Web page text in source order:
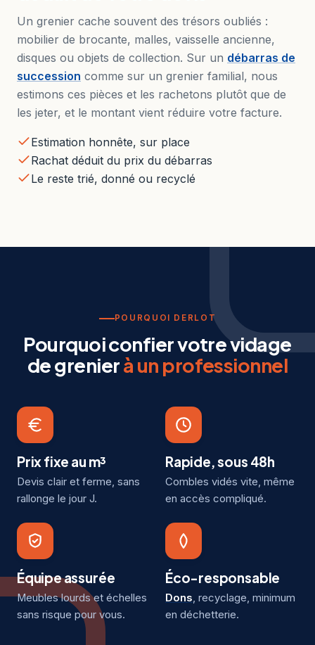
Un grenier cache souvent des trésors oubliés :
mobilier de brocante, malles, vaisselle ancienne,
disques ou objets de collection. Sur un débarras de
succession comme sur un grenier familial, nous
estimons ces pièces et les rachetons plutôt que de
les jeter, et le montant vient réduire votre facture.
Estimation honnête, sur place
Rachat déduit du prix du débarras
Le reste trié, donné ou recyclé
POURQUOI DERLOT
Pourquoi confier votre vidage
de grenierà un professionnel
Prix fixe au m³
Devis clair et ferme, sans
rallonge le jour J.
Rapide, sous 48h
Combles vidés vite, même
en accès compliqué.
Équipe assurée
Meubles lourds et échelles
sans risque pour vous.
Éco-responsable
Dons, recyclage, minimum
en déchetterie.